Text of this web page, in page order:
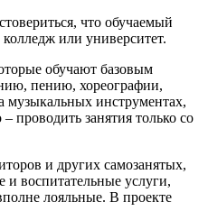
что обучаемый
или университет.
обучают базовым
пению, хореографии,
музыкальных инструментах,
проводить занятия только со
и других самозанятых,
и воспитательные услуги,
лояльные. В проекте